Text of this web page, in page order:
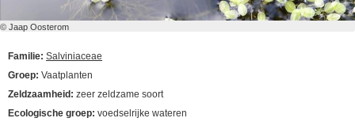
© Jaap Oosterom
Familie: Salviniaceae
Groep: Vaatplanten
Zeldzaamheid: zeer zeldzame soort
Ecologische groep: voedselrijke wateren